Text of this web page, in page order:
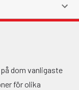
dom vanligaste
för olika